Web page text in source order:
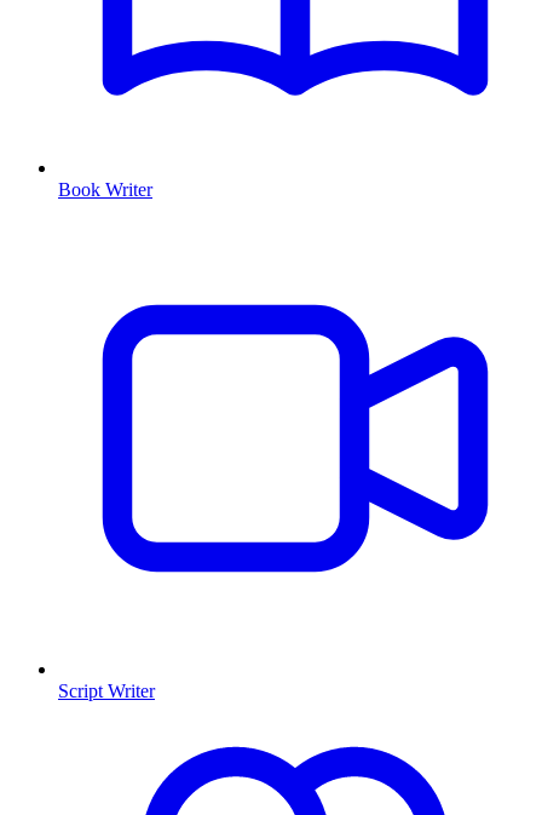
Book Writer
Script Writer